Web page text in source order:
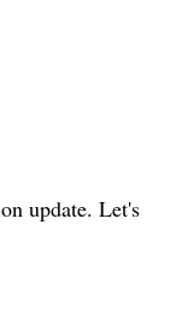
update. Let's